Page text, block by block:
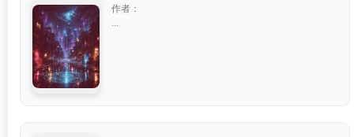
作者：